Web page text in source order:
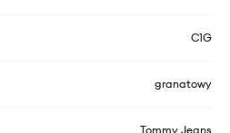
C1G
granatowy
Tommy Jeans